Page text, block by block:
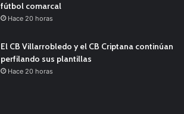
fútbol comarcal
Hace 20 horas
El CB Villarrobledo y el CB Criptana continúan
perfilando sus plantillas
Hace 20 horas